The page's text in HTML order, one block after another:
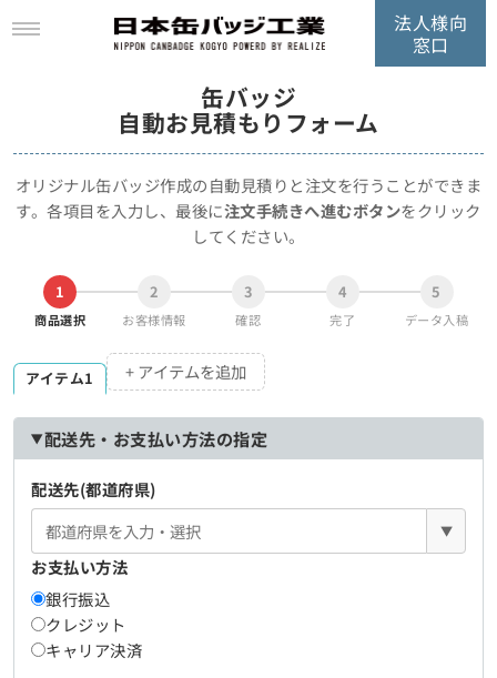
法人様向
窓口
缶バッジ
自動お見積もりフォーム
オリジナル缶バッジ作成の自動見積りと注文を行うことができま
す。各項目を入力し、最後に注文手続きへ進むボタンをクリック
してください。
1
商品選択
2
お客様情報
3
確認
4
完了
5
データ入稿
アイテム1 + アイテムを追加
配送先・お支払い方法の指定
配送先(都道府県)
▼
お支払い方法
銀行振込
クレジット
キャリア決済